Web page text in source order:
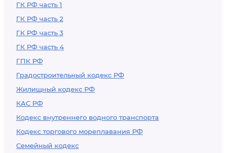
ГК РФ часть 1
ГК РФ часть 2
ГК РФ часть 3
ГК РФ часть 4
ГПК РФ
Градостроительный кодекс РФ
Жилищный кодекс РФ
КАС РФ
Кодекс внутреннего водного транспорта
Кодекс торгового мореплавания РФ
Семейный кодекс